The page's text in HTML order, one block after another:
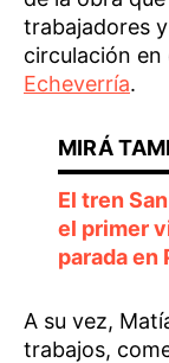
trabajadores
circulación
Echeverría.
El tren
el primer
parada en
A su vez,
trabajos,